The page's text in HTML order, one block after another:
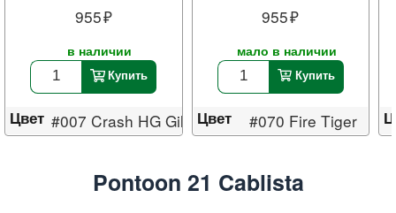
955
в наличии
Купить
Цвет #007 Crash HG Gill
955
мало в наличии
Купить
Цвет #070 Fire Tiger
Pontoon 21 Cablista